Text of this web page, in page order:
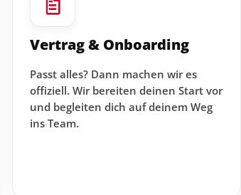
Vertrag & Onboarding
Passt alles? Dann machen wir es
offiziell. Wir bereiten deinen Start vor
und begleiten dich auf deinem Weg
ins Team.